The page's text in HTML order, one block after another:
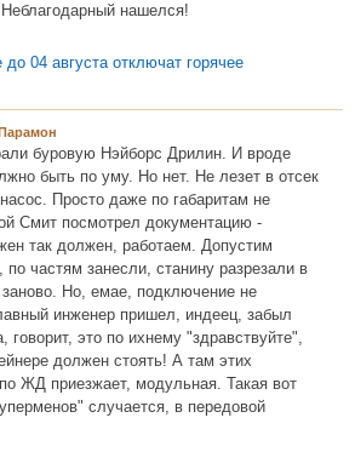
нашелся!
04 августа отключат горячее
буровую Нэйборс Дрилин. И вроде
быть по уму. Но нет. Не лезет в отсек
Просто даже по габаритам не
Смит посмотрел документацию -
так должен, работаем. Допустим
частям занесли, станину разрезали в
Но, емае, подключение не
инженер пришел, индеец, забыл
говорит, это по ихнему "здравствуйте",
должен стоять! А там этих
ЖД приезжает, модульная. Такая вот
случается, в передовой